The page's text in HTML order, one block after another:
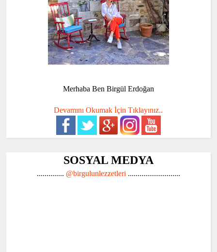
Merhaba Ben Birgül Erdoğan
Devamını Okumak İçin Tıklayınız..
SOSYAL MEDYA
.............. @birgulunlezzetleri ...........................